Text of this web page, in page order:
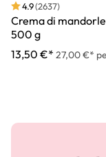
4.9(2637)
Crema di mandorle
500 g
13,50 €* 27,00 €*